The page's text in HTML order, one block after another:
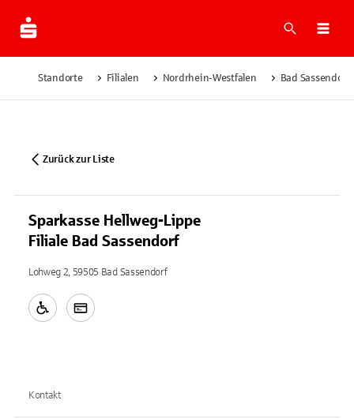
Suche
Standorte Filialen Nordrhein-Westfalen Bad Sassendorf
Zurück zur Liste
Sparkasse Hellweg-Lippe
Filiale Bad Sassendorf
Lohweg 2, 59505 Bad Sassendorf
Kontakt